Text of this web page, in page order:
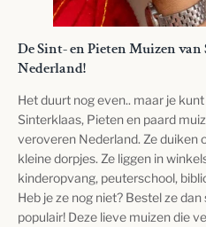
De Sint- en Pieten Muizen
Nederland!
Het duurt nog even.. maar je kunt
Sinterklaas, Pieten en paard
veroveren Nederland. Ze duiken
kleine dorpjes. Ze liggen in
kinderopvang, peuterschool,
Heb je ze nog niet? Bestel ze
populair! Deze lieve muizen die